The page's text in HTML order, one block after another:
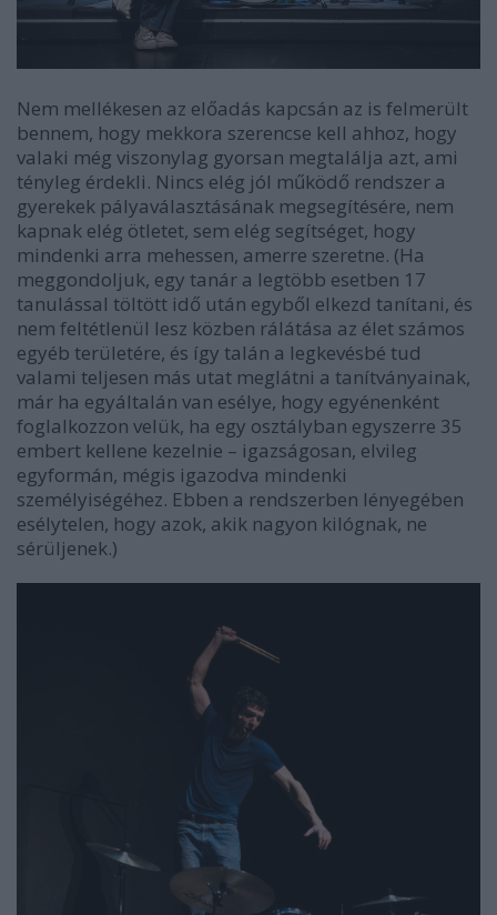
Nem mellékesen az előadás kapcsán az is felmerült
bennem, hogy mekkora szerencse kell ahhoz, hogy
valaki még viszonylag gyorsan megtalálja azt, ami
tényleg érdekli. Nincs elég jól működő rendszer a
gyerekek pályaválasztásának megsegítésére, nem
kapnak elég ötletet, sem elég segítséget, hogy
mindenki arra mehessen, amerre szeretne. (Ha
meggondoljuk, egy tanár a legtöbb esetben 17
tanulással töltött idő után egyből elkezd tanítani, és
nem feltétlenül lesz közben rálátása az élet számos
egyéb területére, és így talán a legkevésbé tud
valami teljesen más utat meglátni a tanítványainak,
már ha egyáltalán van esélye, hogy egyénenként
foglalkozzon velük, ha egy osztályban egyszerre 35
embert kellene kezelnie – igazságosan, elvileg
egyformán, mégis igazodva mindenki
személyiségéhez. Ebben a rendszerben lényegében
esélytelen, hogy azok, akik nagyon kilógnak, ne
sérüljenek.)